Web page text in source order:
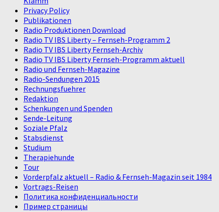
Privacy Policy
Publikationen
Radio Produktionen Download
Radio TV IBS Liberty – Fernseh-Programm 2
Radio TV IBS Liberty Fernseh-Archiv
Radio TV IBS Liberty Fernseh-Programm aktuell
Radio und Fernseh-Magazine
Radio-Sendungen 2015
Rechnungsfuehrer
Redaktion
Schenkungen und Spenden
Sende-Leitung
Soziale Pfalz
Stabsdienst
Studium
Therapiehunde
Tour
Vorderpfalz aktuell – Radio & Fernseh-Magazin seit 1984
Vortrags-Reisen
Политика конфиденциальности
Пример страницы